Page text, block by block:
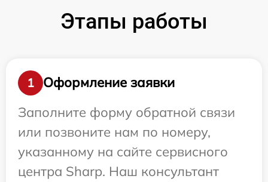
Этапы работы
1
Оформление заявки
Заполните форму обратной связи
или позвоните нам по номеру,
указанному на сайте сервисного
центра Sharp. Наш консультант